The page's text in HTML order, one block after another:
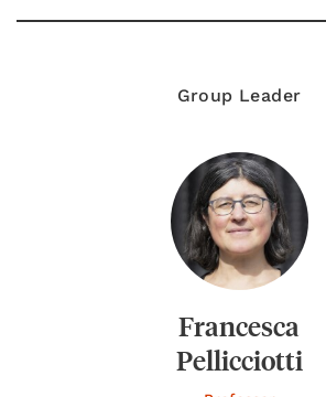
Group Leader
Francesca
Pellicciotti